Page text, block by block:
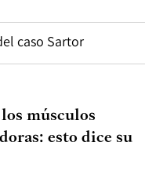
caso Sartor
músculos
esto dice su